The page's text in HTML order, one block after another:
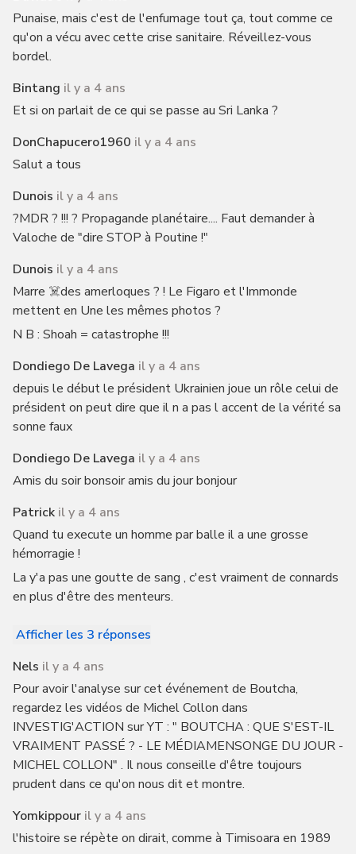
Punaise, mais c'est de l'enfumage tout ça, tout comme ce
qu'on a vécu avec cette crise sanitaire. Réveillez-vous
bordel.
Bintang il y a 4 ans
Et si on parlait de ce qui se passe au Sri Lanka ?
DonChapucero1960 il y a 4 ans
Salut a tous
Dunois il y a 4 ans
?MDR ? !!! ? Propagande planétaire.... Faut demander à
Valoche de "dire STOP à Poutine !"
Dunois il y a 4 ans
Marre ☠️des amerloques ? ! Le Figaro et l'Immonde
mettent en Une les mêmes photos ?
N B : Shoah = catastrophe !!!
Dondiego De Lavega il y a 4 ans
depuis le début le président Ukrainien joue un rôle celui de
président on peut dire que il n a pas l accent de la vérité sa
sonne faux
Dondiego De Lavega il y a 4 ans
Amis du soir bonsoir amis du jour bonjour
Patrick il y a 4 ans
Quand tu execute un homme par balle il a une grosse
hémorragie !
La y'a pas une goutte de sang , c'est vraiment de connards
en plus d'être des menteurs.
Afficher les 3 réponses
Nels il y a 4 ans
Pour avoir l'analyse sur cet événement de Boutcha,
regardez les vidéos de Michel Collon dans
INVESTIG'ACTION sur YT : " BOUTCHA : QUE S'EST-IL
VRAIMENT PASSÉ ? - LE MÉDIAMENSONGE DU JOUR -
MICHEL COLLON" . Il nous conseille d'être toujours
prudent dans ce qu'on nous dit et montre.
Yomkippour il y a 4 ans
l'histoire se répète on dirait, comme à Timisoara en 1989